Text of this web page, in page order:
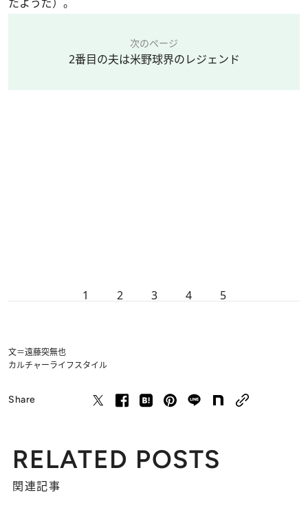
次のページ
2番目の夫は米野球界のレジェンド
1 2 3 4 5
文＝遠藤突無也
カルチャーライフスタイル
Share
RELATED POSTS
関連記事